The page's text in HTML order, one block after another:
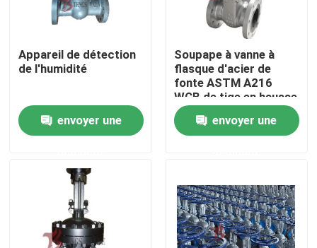
Produits
Appareil de détection
de l'humidité
envoyer une
Soupape à vanne à
flasque d'acier de
fonte ASTM A216
WCB de tige en hausse
RS 150LB
envoyer une